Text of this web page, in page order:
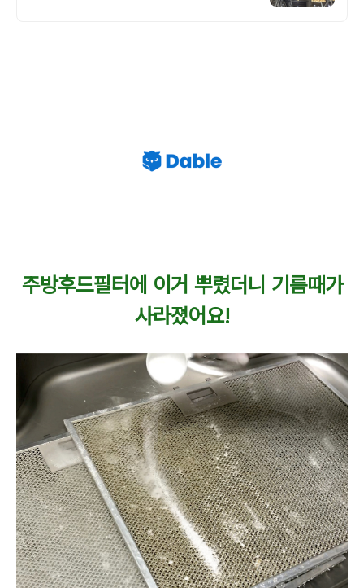
주방후드필터에 이거 뿌렸더니 기름때가
사라졌어요!